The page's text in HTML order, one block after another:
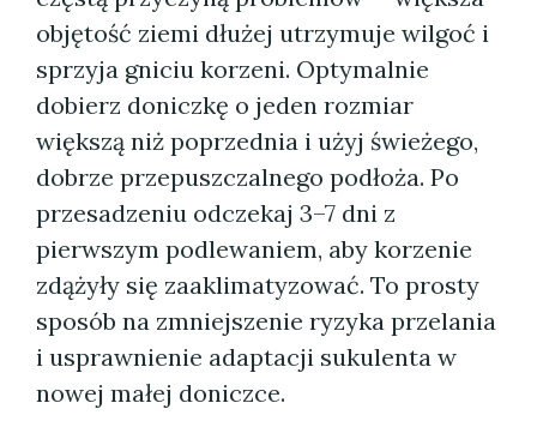
objętość ziemi dłużej utrzymuje wilgoć i
sprzyja gniciu korzeni. Optymalnie
dobierz doniczkę o jeden rozmiar
większą niż poprzednia i użyj świeżego,
dobrze przepuszczalnego podłoża. Po
przesadzeniu odczekaj 3–7 dni z
pierwszym podlewaniem, aby korzenie
zdążyły się zaaklimatyzować. To prosty
sposób na zmniejszenie ryzyka przelania
i usprawnienie adaptacji sukulenta w
nowej małej doniczce.